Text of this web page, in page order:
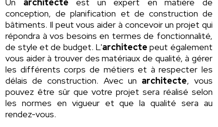
conception, de planification et de construction de
bâtiments. Il peut vous aider à concevoir un projet qui
répondra à vos besoins en termes de fonctionnalité,
de style et de budget. L'architecte peut également
vous aider à trouver des matériaux de qualité, à gérer
les différents corps de métiers et à respecter les
délais de construction. Avec un architecte, vous
pouvez être sûr que votre projet sera réalisé selon
les normes en vigueur et que la qualité sera au
rendez-vous.